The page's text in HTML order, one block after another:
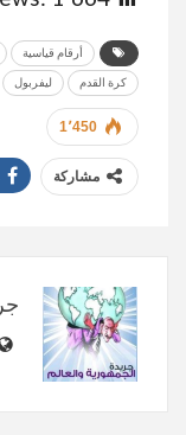
أرقام قياسية
كرة القدم ليفربول
1٬450
مشاركة